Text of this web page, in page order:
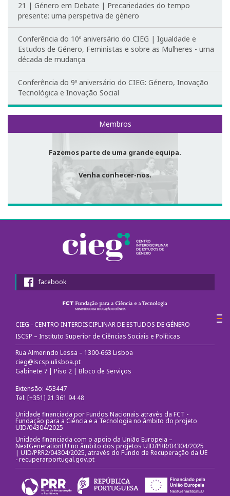
21 | Género em Debate | Precariedades do tempo
presente: uma perspetiva de género
Conferência do 10º aniversário do CIEG | Igualdade e
Estudos de Género, Feministas e sobre as Mulheres - uma
década de mudança
Conferência do 9º aniversário do CIEG: Género, Inovação
Tecnológica e Inovação Social
Membros
Fazemos parte de uma grande equipa.
Venha conhecer-nos.
facebook
CIEG - CENTRO INTERDISCIPLINAR DE ESTUDOS DE GÉNERO
ISCSP – Instituto Superior de Ciências Sociais e Políticas
Rua Almerindo Lessa – 1300-663 Lisboa
cieg@iscsp.ulisboa.pt
Gabinete 7 | Piso 2 | Bloco de Serviços
Extensão: 453447
Tel: [+351] 21 361 94 48
Unidade financiada por Fundos Nacionais através da FCT -
Fundação para a Ciência e a Tecnologia no âmbito do projeto
UID/04304/2025
Unidade financiada com o apoio da União Europeia –
NextGenerationEU no âmbito dos projetos UID/PRR/04304/2025
| UID/PRR2/04304/2025, através do Fundo de Recuperação da UE
-recuperarportugal.gov.pt